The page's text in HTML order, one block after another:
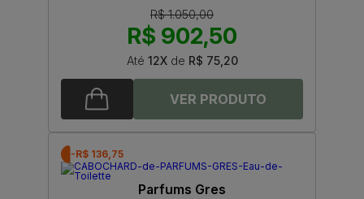
R$ 1.050,00
R$ 902,50
Até 12Xde R$ 75,20
-R$ 136,75
Parfums Gres